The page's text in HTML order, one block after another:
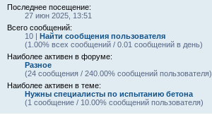
Последнее посещение:
27 июн 2025, 13:51
Всего сообщений:
10 | Найти сообщения пользователя
(1.00% всех сообщений / 0.01 сообщений в день)
Наиболее активен в форуме:
Разное
(24 сообщения / 240.00% сообщений пользователя)
Наиболее активен в теме:
Нужны специалисты по испытанию бетона
(1 сообщение / 10.00% сообщений пользователя)